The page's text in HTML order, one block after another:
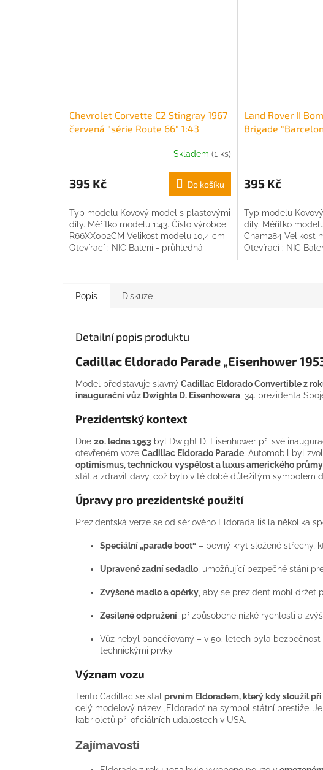
Chevrolet Corvette C2 Stingray 1967
červená "série Route 66" 1:43
Skladem (1 ks)
395 Kč Do košíku
Typ modelu Kovový model s plastovými
díly. Měřítko modelu 1:43. Číslo výrobce
R66XX002CM Velikost modelu 10,4 cm
Otevírací : NIC Balení - průhledná
Land Rover II
Brigade
395 Kč
Typ modelu
díly. Měřítko
Cham284 Velikost
Otevírací : NIC
Popis Diskuze
Detailní popis produktu
Cadillac Eldorado Parade „Eisenhower
Model představuje slavný Cadillac Eldorado Convertible z
inaugurační vůz Dwighta D. Eisenhowera , 34. prezidenta
Prezidentský kontext
Dne 20. ledna 1953 byl Dwight D. Eisenhower při své
otevřeném voze Cadillac Eldorado Parade. Automobil byl
optimismus, technickou vyspělost a luxus amerického
stát a zdravit davy, což bylo v té době důležitým symbolem
Úpravy pro prezidentské použití
Prezidentská verze se od sériového Eldorada lišila několika
Speciální „parade boot“ – pevný kryt složené střechy,
Upravené zadní sedadlo , umožňující bezpečné stání
Zvýšené madlo a opěrky , aby se prezident mohl držet
Zesílené odpružení , přizpůsobené nízké rychlosti a
Vůz nebyl pancéřovaný – v 50. letech byla
technickými prvky
Význam vozu
Tento Cadillac se stal prvním Eldoradem, který kdy sloužil
celý modelový název „Eldorado“ na symbol státní prestiže.
kabrioletů při oficiálních událostech v USA.
Zajímavosti